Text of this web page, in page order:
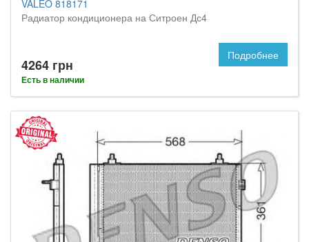
VALEO 818171
Радиатор кондиционера на Ситроен Дс4
4264 грн
Есть в наличии
Подробнее